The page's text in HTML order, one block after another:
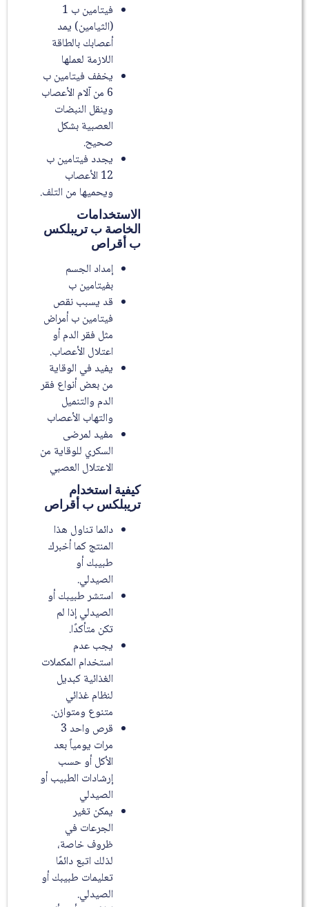
فيتامين ب 1
(الثيامين) يمد
أعصابك بالطاقة
اللازمة لعملها
يخفف فيتامين ب
6 من آلام الأعصاب
وينقل النبضات
العصبية بشكل
صحيح.
يجدد فيتامين ب
12 الأعصاب
ويحميها من التلف.
الاستخدامات
الخاصة ب تريبلكس
ب أقراص
إمداد الجسم
بفيتامين ب
قد يسبب نقص
فيتامين ب أمراض
مثل فقر الدم أو
اعتلال الأعصاب.
يفيد في الوقاية
من بعض أنواع فقر
الدم والتنميل
والتهاب الأعصاب
مفيد لمرضى
السكري للوقاية من
الاعتلال العصبي
كيفية استخدام
تريبلكس ب أقراص
دائما تناول هذا
المنتج كما أخبرك
طبيبك أو
الصيدلي.
استشر طبيبك أو
الصيدلي إذا لم
تكن متأكدًا.
يجب عدم
استخدام المكملات
الغذائية كبديل
لنظام غذائي
متنوع ومتوازن.
قرص واحد 3
مرات يومياً بعد
الأكل أو حسب
إرشادات الطبيب أو
الصيدلي
يمكن تغير
الجرعات في
ظروف خاصة،
لذلك اتبع دائمًا
تعليمات طبيبك أو
الصيدلي.